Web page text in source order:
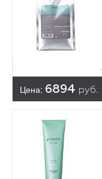
Цена: 6894 руб.